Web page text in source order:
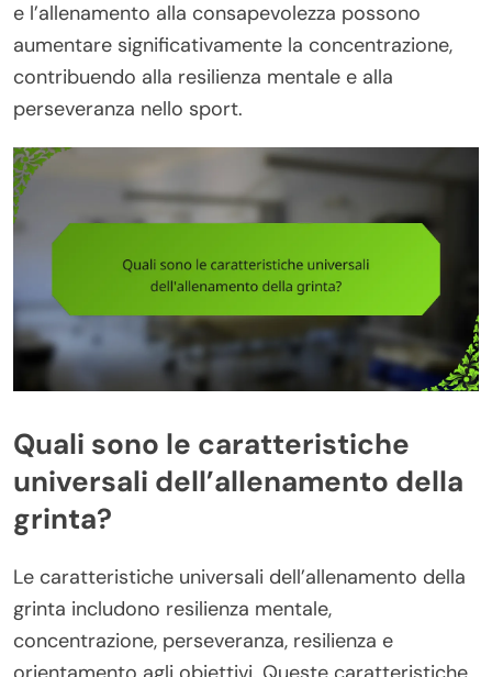
e l’allenamento alla consapevolezza possono
aumentare significativamente la concentrazione,
contribuendo alla resilienza mentale e alla
perseveranza nello sport.
Quali sono le caratteristiche
universali dell’allenamento della
grinta?
Le caratteristiche universali dell’allenamento della
grinta includono resilienza mentale,
concentrazione, perseveranza, resilienza e